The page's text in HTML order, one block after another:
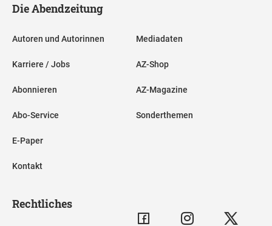
Die Abendzeitung
Autoren und Autorinnen
Karriere / Jobs
Abonnieren
Abo-Service
E-Paper
Kontakt
Mediadaten
AZ-Shop
AZ-Magazine
Sonderthemen
Rechtliches